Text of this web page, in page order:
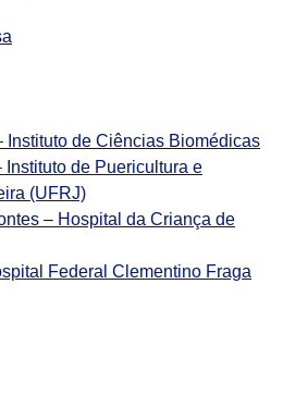
Instituto de Ciências Biomédicas
de Puericultura e
(UFRJ)
– Hospital da Criança de
Federal Clementino Fraga